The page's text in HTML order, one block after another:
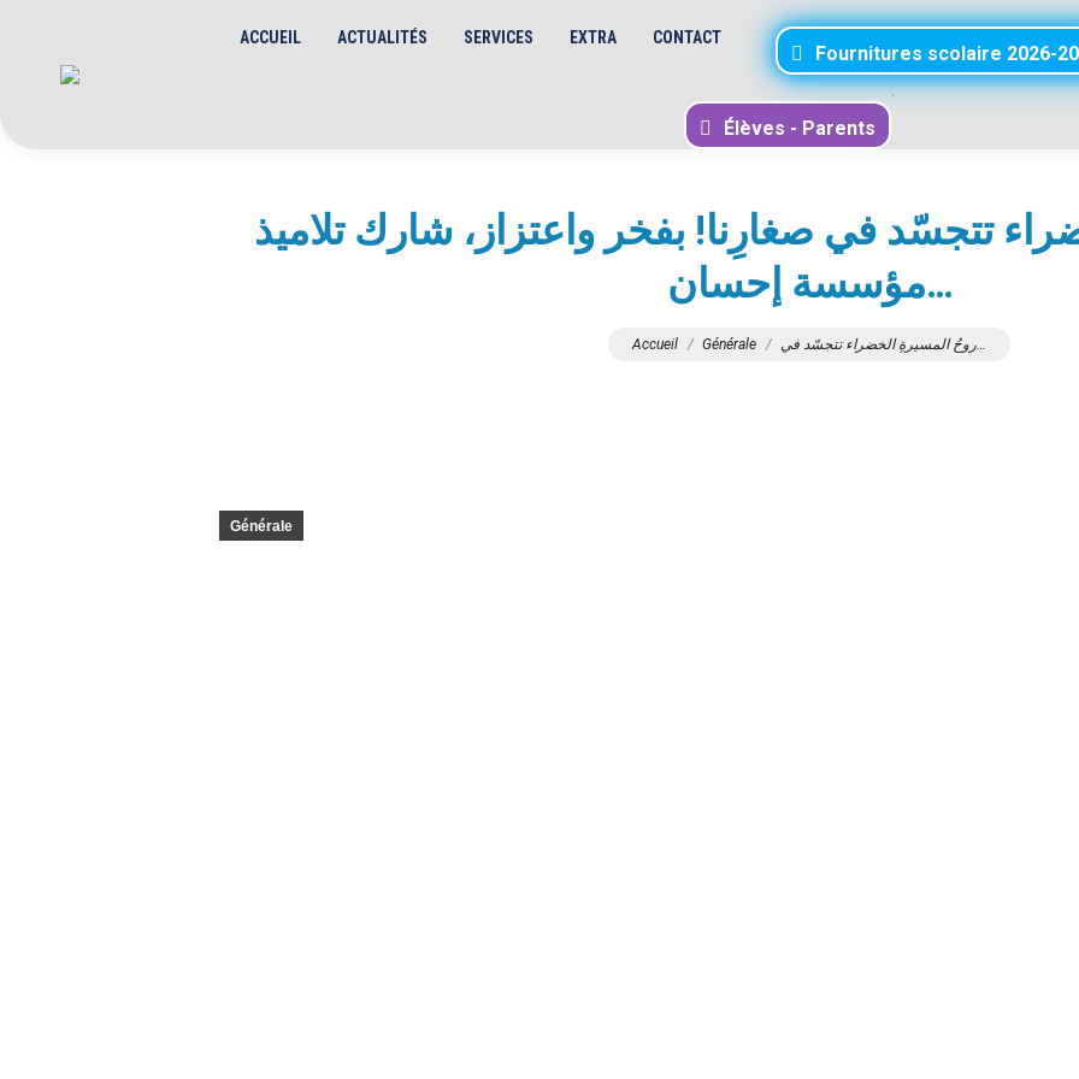
ACCUEIL ACTUALITÉS SERVICES EXTRA CONTACT
Fournitures scolaire 2026-
Élèves - Parents
.
تتجسّد في صغارِنا! بفخر واعتزاز، شارك تلاميذ
مؤسسة إحسان…
Accueil Générale
Générale